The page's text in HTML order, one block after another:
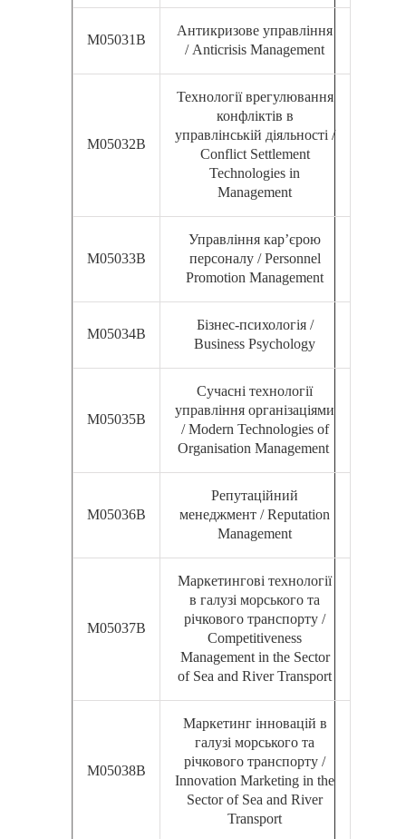
М05031В
Антикризове управління
/ Anticrisis Management
М05032В
Технології врегулювання
конфліктів в
управлінській діяльності /
Сonflict Settlement
Technologies in
Management
М05033В
Управління кар’єрою
персоналу / Personnel
Promotion Management
М05034В
Бізнес-психологія /
Business Psychology
М05035В
Сучасні технології
управління організаціями
/ Modern Technologies of
Organisation Management
М05036В
Репутаційний
менеджмент / Reputation
Management
М05037В
Маркетингові технології
в галузі морського та
річкового транспорту /
Competitiveness
Management in the Sector
of Sea and River Transport
М05038В
Маркетинг інновацій в
галузі морського та
річкового транспорту /
Innovation Marketing in the
Sector of Sea and River
Transport